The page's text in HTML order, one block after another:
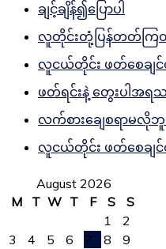
ချင့်ချိန်၍ပြောပါ
လူတိုင်းတုံ့ပြန်တတ်က
လူငယ်တိုင်း ဖတ်စေချ
ဖတ်ရင်းနဲ့ တွေးပါအရ
လက်စားချေစရာမလိုဘူ
လူငယ်တိုင်း ဖတ်စေချ
August 2026
M
T W T F S
S
1
2
3
4 5 6 7 8
9